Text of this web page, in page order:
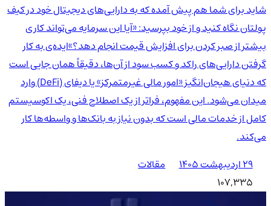
شاید برای شما هم پیش آمده که به دارایی‌های دیجیتال خود در کیف
پولتان نگاه کنید و از خود بپرسید: «آیا این سرمایه می‌تواند کاری
بیشتر از صبر کردن برای افزایش قیمت انجام دهد؟»ایده‌ی به کار
گرفتن دارایی‌های راکد و کسب سود از آن‌ها، دقیقاً همان جایی است
که دنیای هیجان‌انگیز «امور مالی غیرمتمرکز» یا دیفای (DeFi) وارد
میدان می‌شود. این مفهوم، فراتر از یک اصطلاح فنی، یک اکوسیستم
کامل از خدمات مالی است که بدون نیاز به بانک‌ها و واسطه‌ها کار
می‌کند.
۲۹ اردیبهشت ۱۴۰۵
مقالات
107,335